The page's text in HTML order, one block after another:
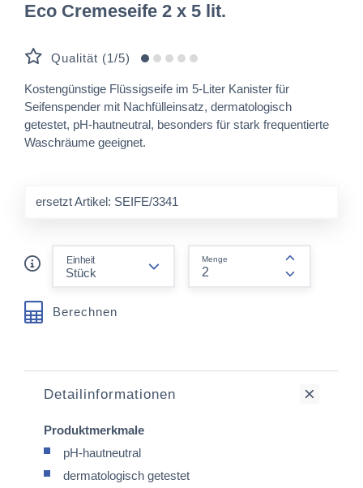
Eco Cremeseife 2 x 5 lit.
Qualität (1/5)
Kostengünstige Flüssigseife im 5-Liter Kanister für
Seifenspender mit Nachfülleinsatz, dermatologisch
getestet, pH-hautneutral, besonders für stark frequentierte
Waschräume geeignet.
ersetzt Artikel: SEIFE/3341
Einheit Menge
Berechnen
Detailinformationen
Produktmerkmale
pH-hautneutral
dermatologisch getestet